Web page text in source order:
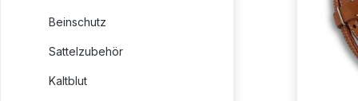
Beinschutz
Sattelzubehör
Kaltblut